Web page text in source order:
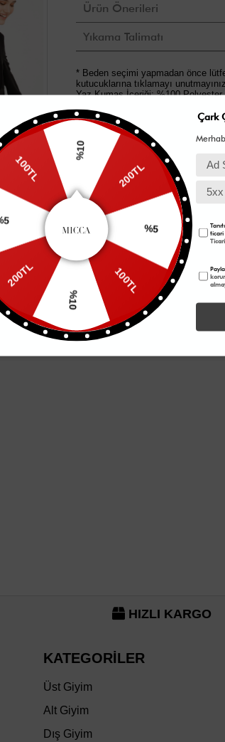
Ürün Önerileri
Yıkama Talimatı
* Beden seçimi yapmadan önce
kutucuklarına tıklamayı
Yaz Kumaş İçeriği: %100
HIZLI KARGO
KATEGORİLER
Üst Giyim
Alt Giyim
Dış Giyim
200TL
100TL
200TL
100TL
Çark
ticari